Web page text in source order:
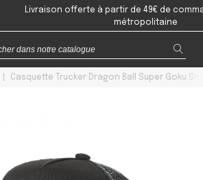
Livraison offerte à partir de 49€ de commande
métropolitaine
Casquette Trucker Dragon Ball Super Goku